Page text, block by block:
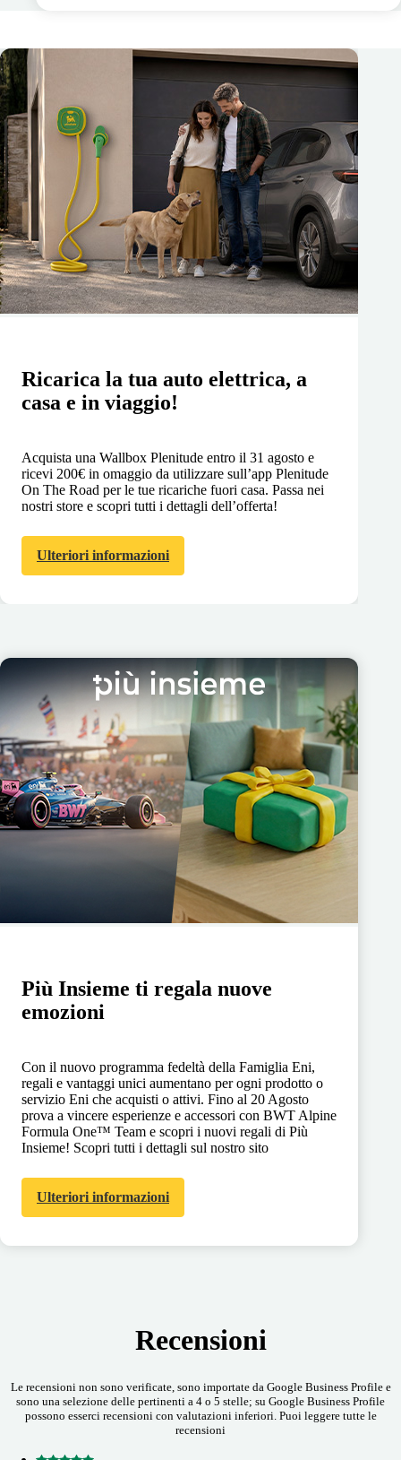
Ricarica la tua auto elettrica, a
casa e in viaggio!
Acquista una Wallbox Plenitude entro il 31 agosto e
ricevi 200€ in omaggio da utilizzare sull’app Plenitude
On The Road per le tue ricariche fuori casa. Passa nei
nostri store e scopri tutti i dettagli dell’offerta!
Ulteriori informazioni
Più Insieme ti regala nuove
emozioni
Con il nuovo programma fedeltà della Famiglia Eni,
regali e vantaggi unici aumentano per ogni prodotto o
servizio Eni che acquisti o attivi. Fino al 20 Agosto
prova a vincere esperienze e accessori con BWT Alpine
Formula One™ Team e scopri i nuovi regali di Più
Insieme! Scopri tutti i dettagli sul nostro sito
Ulteriori informazioni
Recensioni
Le recensioni non sono verificate, sono importate da Google Business Profile e
sono una selezione delle pertinenti a 4 o 5 stelle; su Google Business Profile
possono esserci recensioni con valutazioni inferiori. Puoi leggere tutte le
recensioni